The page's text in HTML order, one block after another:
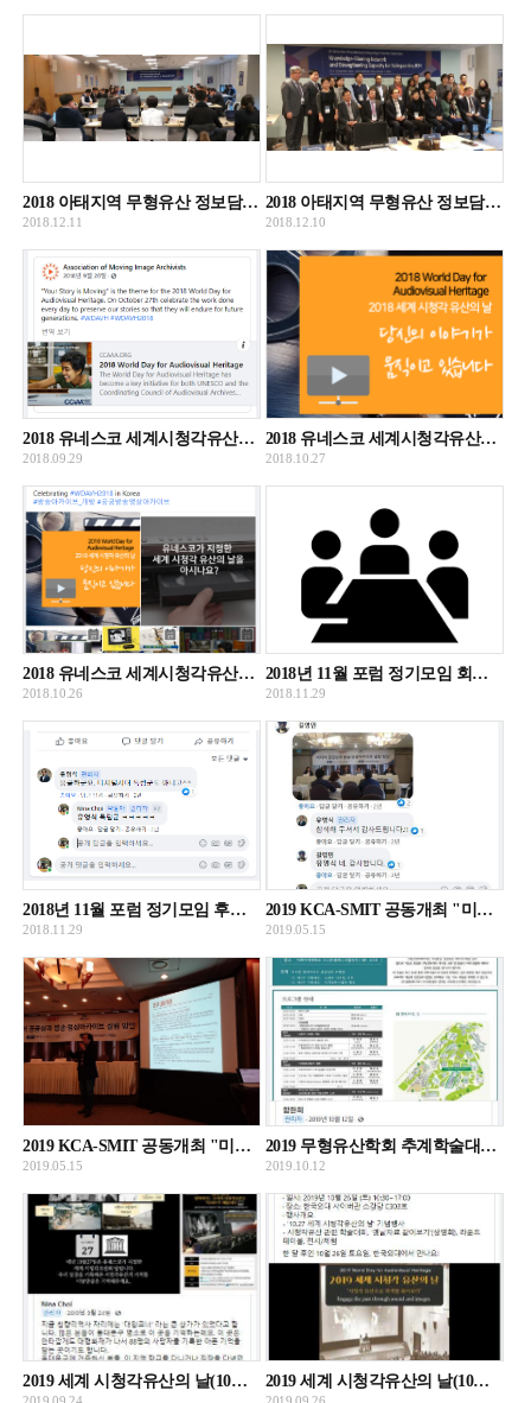
2018 아태지역 무형유산 정보담당관 회의 참석 후기
2018.12.11
2018 아태지역 무형유산 정보담당관 회의 포럼 멤버 참석
2018.12.10
2018 유네스코 세계시청각유산의날(10.27) 준비 제안
2018.09.29
2018 유네스코 세계시청각유산의날(World Day for Audiovisual Heritage) 기념 동영상
2018.10.27
2018 유네스코 세계시청각유산의날(World Day for Audiovisual Heritage) 기념 카드뉴스
2018.10.26
2018년 11월 포럼 정기모임 회의록
2018.11.29
2018년 11월 포럼 정기모임 후기 및 회의자료 공유
2018.11.29
2019 KCA-SMIT 공동개최 "미디어공공성과 방송.영상아카이브 설립방안 정책 세미나" 개최
2019.05.15
2019 KCA-SMIT 공동개최 "미디어공공성과 방송.영상아카이브 설립방안 정책 세미나" 발표자료 - 박춘원
2019.05.15
2019 무형유산학회 추계학술대회-디지털 헤리티지의 유용성과 위험성 개최 알림
2019.10.12
2019 세계 시청각유산의 날(10월27일) 기념 동대문구청 기록관 동대문구 기록수집이벤트 안내 2019 세계 시청각유산의 날(10월27일) 기념 행사 안내 및 동영상 홍보물 공개